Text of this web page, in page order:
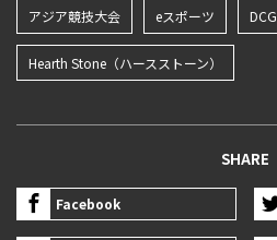
アジア競技大会 eスポーツ DCG
Hearth Stone（ハースストーン）
SHARE
Facebook